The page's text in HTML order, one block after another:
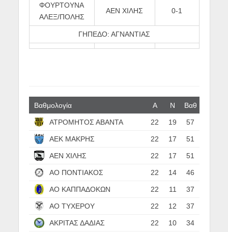
ΦΟΥΡΤΟΥΝΑ
ΑΛΕΞ/ΠΟΛΗΣ
ΑΕΝ ΧΙΛΗΣ 0-1
ΓΗΠΕΔΟ: ΑΓΝΑΝΤΙΑΣ
Βαθμολογία Α N Βαθ
ΑΤΡΟΜΗΤΟΣ ΑΒΑΝΤΑ 22 19 57
ΑΕΚ ΜΑΚΡΗΣ 22 17 51
ΑΕΝ ΧΙΛΗΣ 22 17 51
ΑΟ ΠΟΝΤΙΑΚΟΣ 22 14 46
ΑΟ ΚΑΠΠΑΔΟΚΩΝ 22 11 37
ΑΟ ΤΥΧΕΡΟΥ 22 12 37
ΑΚΡΙΤΑΣ ΔΑΔΙΑΣ 22 10 34